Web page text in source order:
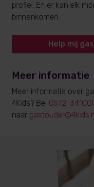
profiel. En er kan elk
binnenkomen.
Help mij
Meer informatie
Meer informatie over
4Kids? Bel 0572-
naar